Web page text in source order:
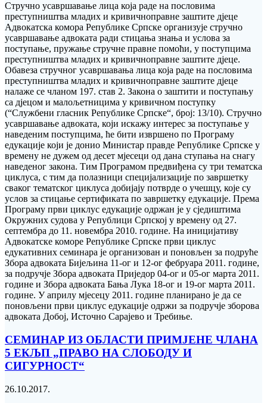
Стручно усавршавање лица која раде на пословима
преступништва младих и кривичноправне заштите дјеце
Адвокатска комора Републике Српске организује стручно
усавршавање адвоката ради стицања знања и услова за
поступање, пружање стручне правне помоћи, у поступцима
преступништва младих и кривичноправне заштите дјеце.
Обавеза стручног усавршавања лица која раде на пословима
преступништва младих и кривичноправне заштите дјеце
налаже се чланом 197. став 2. Закона о заштити и поступању
са дјецом и малољетницима у кривичном поступку
(“Службени гласник Републике Српске“, број: 13/10). Стручно
усавршавање адвоката, који искажу интерес за поступање у
наведеним поступцима, ће бити извршено по Програму
едукације који је донио Министар правде Републике Српске у
времену не дужем од десет мјесеци од дана ступања на снагу
наведеног закона. Тим Програмом предвиђена су три тематска
циклуса, с тим да полазници специјализације по завршетку
сваког тематског циклуса добијају потврде о учешцу, које су
услов за стицање сертификата по завршетку едукације. Према
Програму први циклус едукације одржан је у сједиштима
Окружних судова у Републици Српској у времену од 27.
септембра до 11. новембра 2010. године. На иницијативу
Адвокатске коморе Републике Српске први циклус
едукативних семинара је организован и поновљен за подруће
Збора адвоката Бијељина 11-ог и 12-ог фебруара 2011. године,
за подручје Збора адвоката Приједор 04-ог и 05-ог марта 2011.
године и Збора адвоката Бања Лука 18-ог и 19-ог марта 2011.
године. У априлу мјесецу 2011. године планирано је да се
поновљени први циклус едукације одржи за подручје зборова
адвоката Добој, Источно Сарајево и Требиње.
СЕМИНАР ИЗ ОБЛАСТИ ПРИМЈЕНЕ ЧЛАНА
5 ЕКЉП „ПРАВО НА СЛОБОДУ И
СИГУРНОСТ“
26.10.2017.